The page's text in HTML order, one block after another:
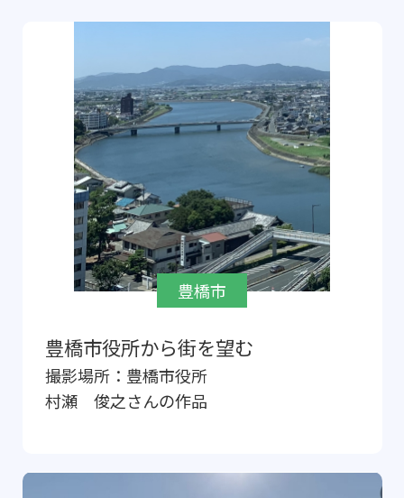
豊橋市
豊橋市役所から街を望む
撮影場所： 豊橋市役所
村瀬 俊之さんの作品